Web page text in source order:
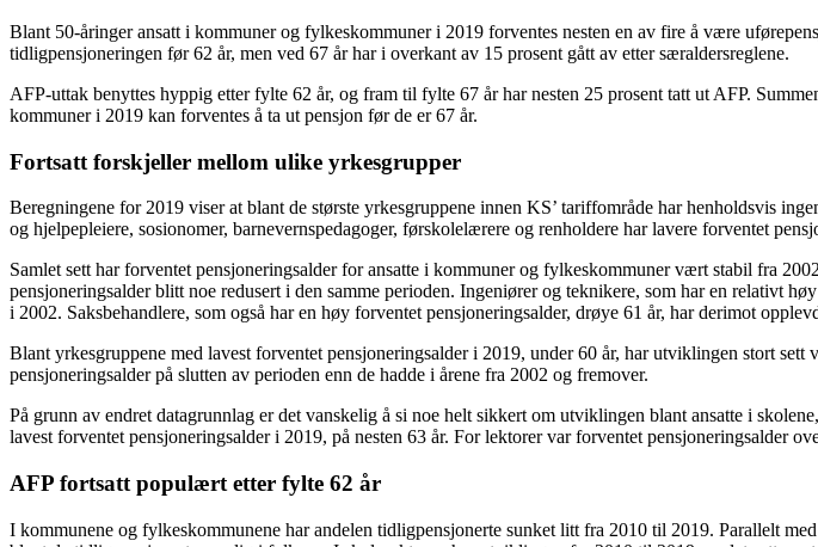
Blant 50-åringer ansatt i kommuner og fylkeskommuner i 2019 forventes nesten en av fire å være
tidligpensjoneringen før 62 år, men ved 67 år har i overkant av 15 prosent gått av etter særaldersreglene.
AFP-uttak benyttes hyppig etter fylte 62 år, og fram til fylte 67 år har nesten 25 prosent tatt ut AFP.
kommuner i 2019 kan forventes å ta ut pensjon før de er 67 år.
Fortsatt forskjeller mellom ulike yrkesgrupper
Beregningene for 2019 viser at blant de største yrkesgruppene innen KS’ tariffområde har henholdsvis
og hjelpepleiere, sosionomer, barnevernspedagoger, førskolelærere og renholdere har lavere forventet
Samlet sett har forventet pensjoneringsalder for ansatte i kommuner og fylkeskommuner vært stabil fra
pensjoneringsalder blitt noe redusert i den samme perioden. Ingeniører og teknikere, som har en relativt
i 2002. Saksbehandlere, som også har en høy forventet pensjoneringsalder, drøye 61 år, har derimot
Blant yrkesgruppene med lavest forventet pensjoneringsalder i 2019, under 60 år, har utviklingen stort
pensjoneringsalder på slutten av perioden enn de hadde i årene fra 2002 og fremover.
På grunn av endret datagrunnlag er det vanskelig å si noe helt sikkert om utviklingen blant ansatte i
lavest forventet pensjoneringsalder i 2019, på nesten 63 år. For lektorer var forventet pensjoneringsalder
AFP fortsatt populært etter fylte 62 år
I kommunene og fylkeskommunene har andelen tidligpensjonerte sunket litt fra 2010 til 2019. Parallelt